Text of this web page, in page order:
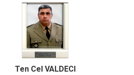
Ten Cel VALDECI